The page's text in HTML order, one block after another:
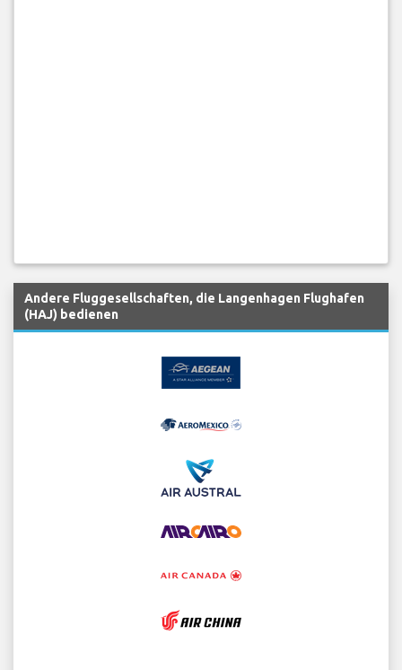
Andere Fluggesellschaften, die Langenhagen Flughafen
(HAJ) bedienen